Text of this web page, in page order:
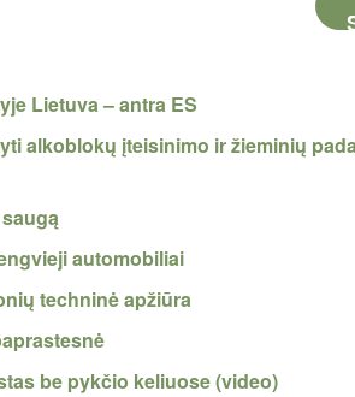
Lietuva – antra ES
alkoblokų įteisinimo ir žieminių
automobiliai
techninė apžiūra
be pykčio keliuose (video)